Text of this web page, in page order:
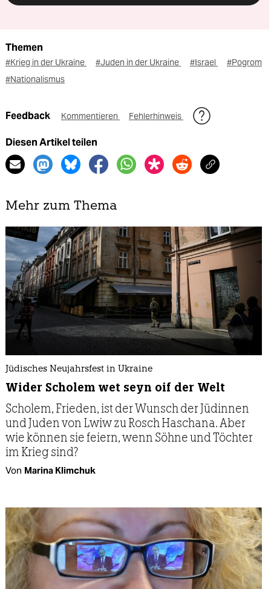
Themen
#Krieg in der Ukraine #Juden in der Ukraine #Israel
#Pogrom
#Nationalismus
Feedback Kommentieren Fehlerhinweis
Diesen Artikel teilen
Mehr zum Thema
Jüdisches Neujahrsfest in Ukraine
Wider Scholem wet seyn oif der Welt
Scholem, Frieden, ist der Wunsch der Jüdinnen
und Juden von Lwiw zu Rosch Haschana. Aber
wie können sie feiern, wenn Söhne und Töchter
im Krieg sind?
Von Marina Klimchuk